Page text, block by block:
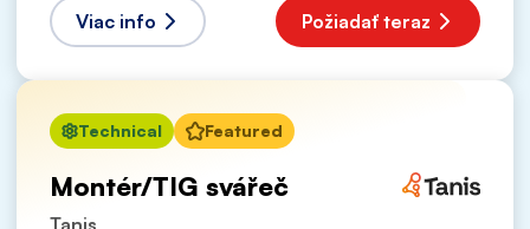
Viac info Požiadať teraz
Technical Featured
Montér/TIG svářeč
Tanis